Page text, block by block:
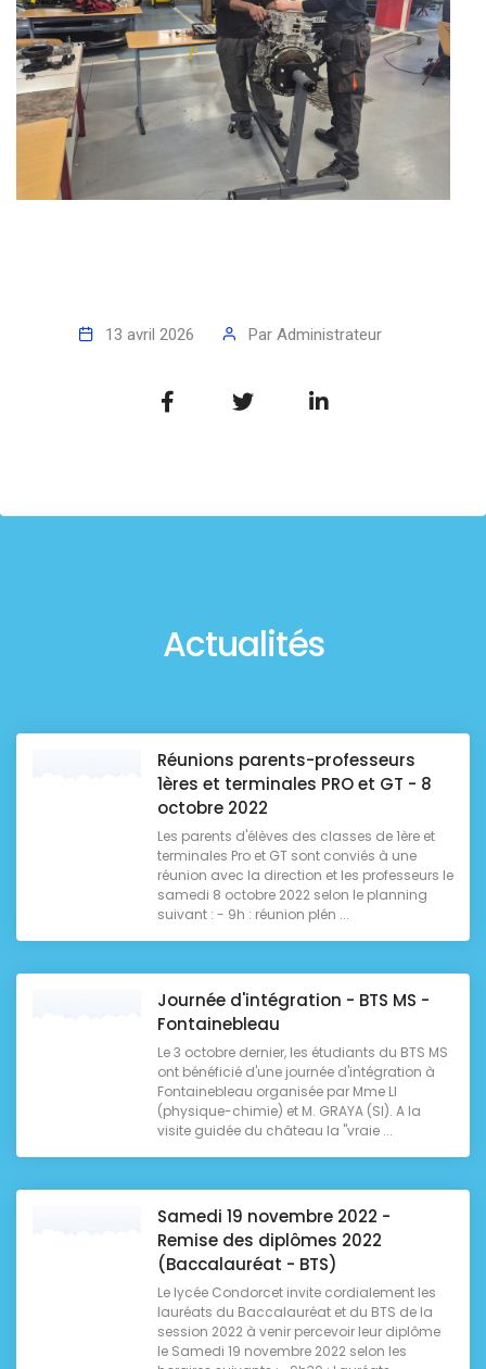
13 avril 2026 Par Administrateur
Actualités
Réunions parents-professeurs
1ères et terminales PRO et GT - 8
octobre 2022
Les parents d'élèves des classes de 1ère et
terminales Pro et GT sont conviés à une
réunion avec la direction et les professeurs le
samedi 8 octobre 2022 selon le planning
suivant : - 9h : réunion plén ...
Journée d'intégration - BTS MS -
Fontainebleau
Le 3 octobre dernier, les étudiants du BTS MS
ont bénéficié d'une journée d'intégration à
Fontainebleau organisée par Mme LI
(physique-chimie) et M. GRAYA (SI). A la
visite guidée du château la "vraie ...
Samedi 19 novembre 2022 -
Remise des diplômes 2022
(Baccalauréat - BTS)
Le lycée Condorcet invite cordialement les
lauréats du Baccalauréat et du BTS de la
session 2022 à venir percevoir leur diplôme
le Samedi 19 novembre 2022 selon les